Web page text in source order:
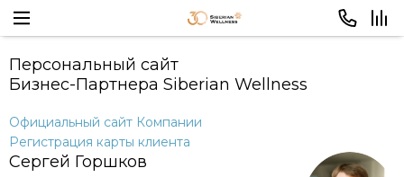
Персональный сайт
Бизнес-Партнера Siberian Wellness
Официальный сайт Компании
Регистрация карты клиента
Сергей Горшков